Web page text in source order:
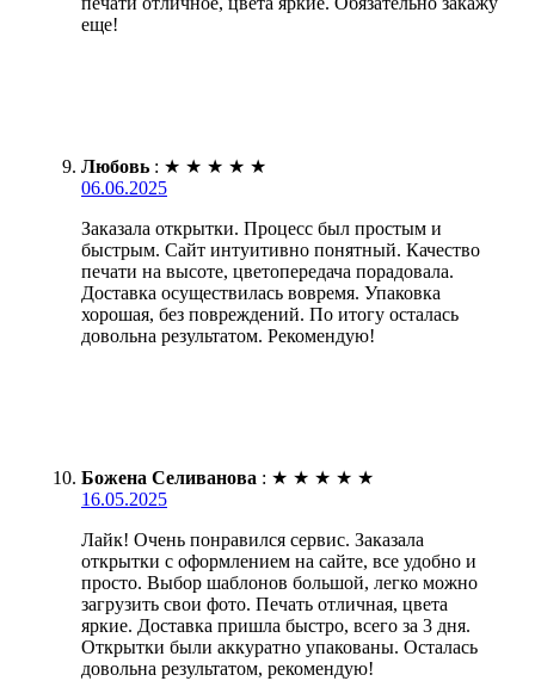
еще!
Любовь : ★ ★ ★ ★ ★
06.06.2025
Заказала открытки. Процесс был простым и
быстрым. Сайт интуитивно понятный. Качество
печати на высоте, цветопередача порадовала.
Доставка осуществилась вовремя. Упаковка
хорошая, без повреждений. По итогу осталась
довольна результатом. Рекомендую!
Божена Селиванова : ★ ★ ★ ★ ★
16.05.2025
Лайк! Очень понравился сервис. Заказала
открытки с оформлением на сайте, все удобно и
просто. Выбор шаблонов большой, легко можно
загрузить свои фото. Печать отличная, цвета
яркие. Доставка пришла быстро, всего за 3 дня.
Открытки были аккуратно упакованы. Осталась
довольна результатом, рекомендую!